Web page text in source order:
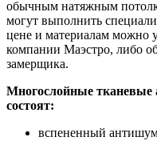
обычным натяжным
могут выполнить
цене и материалам можно
компании Маэстро, либо
замерщика.
Многослойные тканевые
состоят:
вспененный